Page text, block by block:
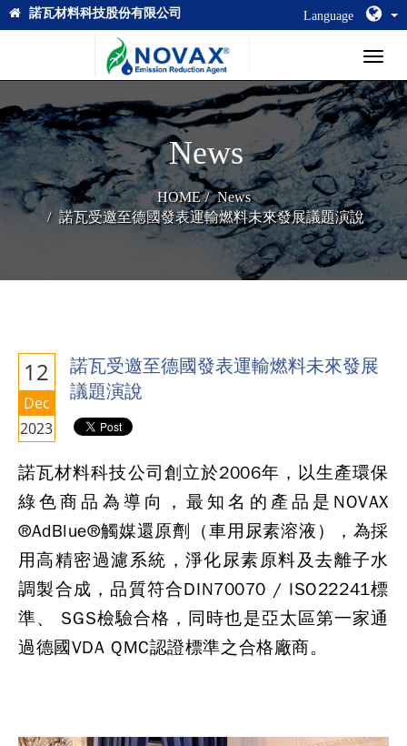
諾瓦材料科技股份有限公司 Language
Toggle
News
HOME
News
諾瓦受邀至德國發表運輸燃料未來發展議題演說
12
Dec
2023
諾瓦受邀至德國發表運輸燃料未來發展
議題演說
諾瓦材料科技公司創立於2006年，以生產環保
綠色商品為導向，最知名的產品是NOVAX
®AdBlue®觸媒還原劑（車用尿素溶液），為採
用高精密過濾系統，淨化尿素原料及去離子水
調製合成，品質符合DIN70070 / ISO22241標
準、 SGS檢驗合格，同時也是亞太區第一家通
過德國VDA QMC認證標準之合格廠商。